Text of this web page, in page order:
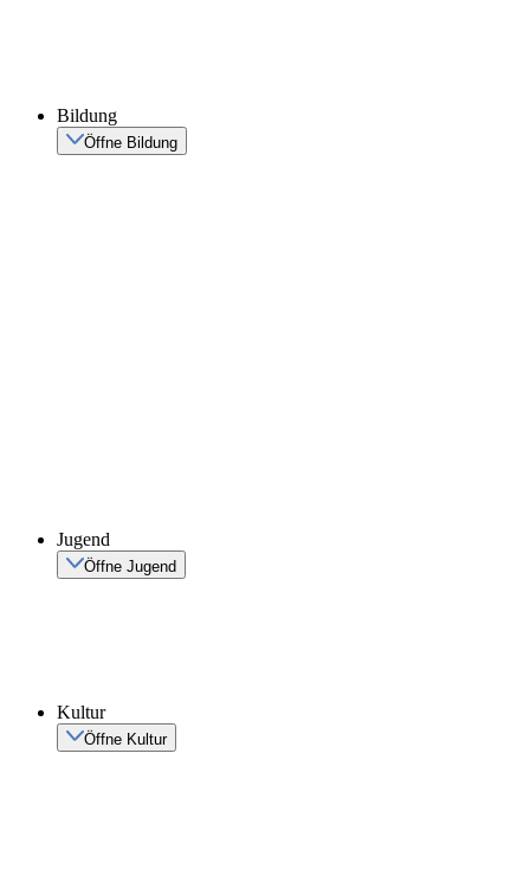
Bildung
Öffne Bildung
Jugend
Öffne Jugend
Kultur
Öffne Kultur